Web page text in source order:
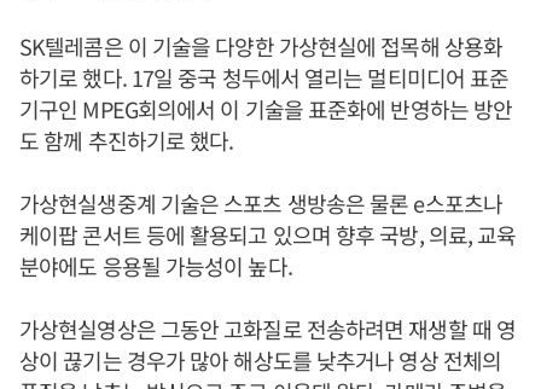
SK텔레콤은 이 기술을 다양한 가상현실에 접목해 상용화
하기로 했다. 17일 중국 청두에서 열리는 멀티미디어 표준
기구인 MPEG회의에서 이 기술을 표준화에 반영하는 방안
도 함께 추진하기로 했다.
가상현실생중계 기술은 스포츠 생방송은 물론 e스포츠나
케이팝 콘서트 등에 활용되고 있으며 향후 국방, 의료, 교육
분야에도 응용될 가능성이 높다.
가상현실영상은 그동안 고화질로 전송하려면 재생할 때 영
상이 끊기는 경우가 많아 해상도를 낮추거나 영상 전체의